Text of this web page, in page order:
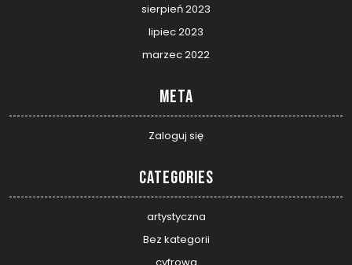
sierpień 2023
lipiec 2023
marzec 2022
Meta
Zaloguj się
Categories
artystyczna
Bez kategorii